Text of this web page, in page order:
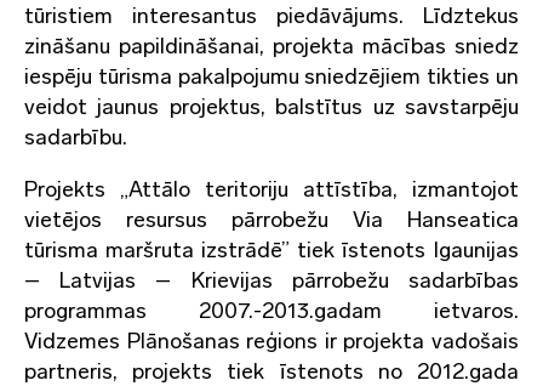
tūristiem interesantus piedāvājums. Līdztekus
zināšanu papildināšanai, projekta mācības sniedz
iespēju tūrisma pakalpojumu sniedzējiem tikties un
veidot jaunus projektus, balstītus uz savstarpēju
sadarbību.
Projekts „Attālo teritoriju attīstība, izmantojot
vietējos resursus pārrobežu Via Hanseatica
tūrisma maršruta izstrādē” tiek īstenots Igaunijas
– Latvijas – Krievijas pārrobežu sadarbības
programmas 2007.-2013.gadam ietvaros.
Vidzemes Plānošanas reģions ir projekta vadošais
partneris, projekts tiek īstenots no 2012.gada